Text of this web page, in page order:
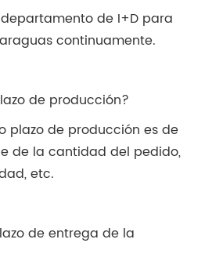
de I+D para
continuamente.
de producción?
plazo de producción es de
de la cantidad del pedido,
etc.
de entrega de la